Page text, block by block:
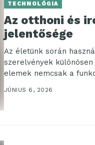
TECHNOLÓGIA
Az otthoni és
jelentősége
Az életünk során
szerelvények
elemek nemcsak a
JÚNIUS 6, 2026